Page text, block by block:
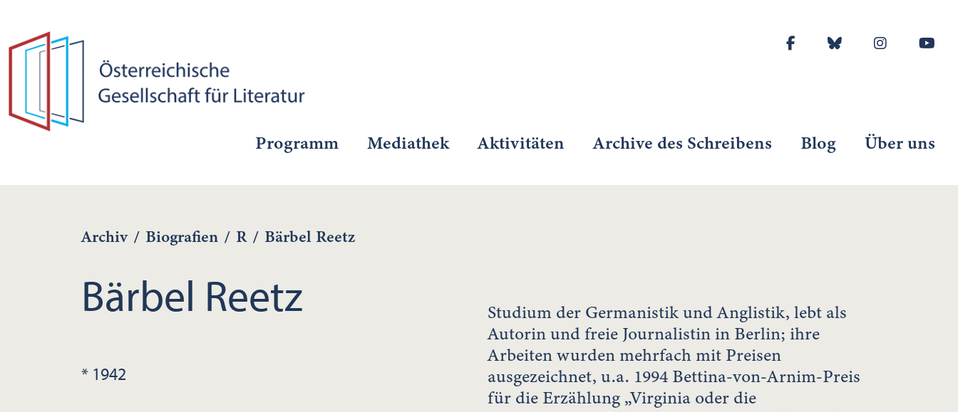
Programm Mediathek Aktivitäten Archive des Schreibens Blog Über uns
Archiv / Biografien / R / Bärbel Reetz
Bärbel Reetz
* 1942
Studium der Germanistik und Anglistik, lebt als
Autorin und freie Journalistin in Berlin; ihre
Arbeiten wurden mehrfach mit Preisen
ausgezeichnet, u.a. 1994 Bettina-von-Arnim-Preis
für die Erzählung „Virginia oder die